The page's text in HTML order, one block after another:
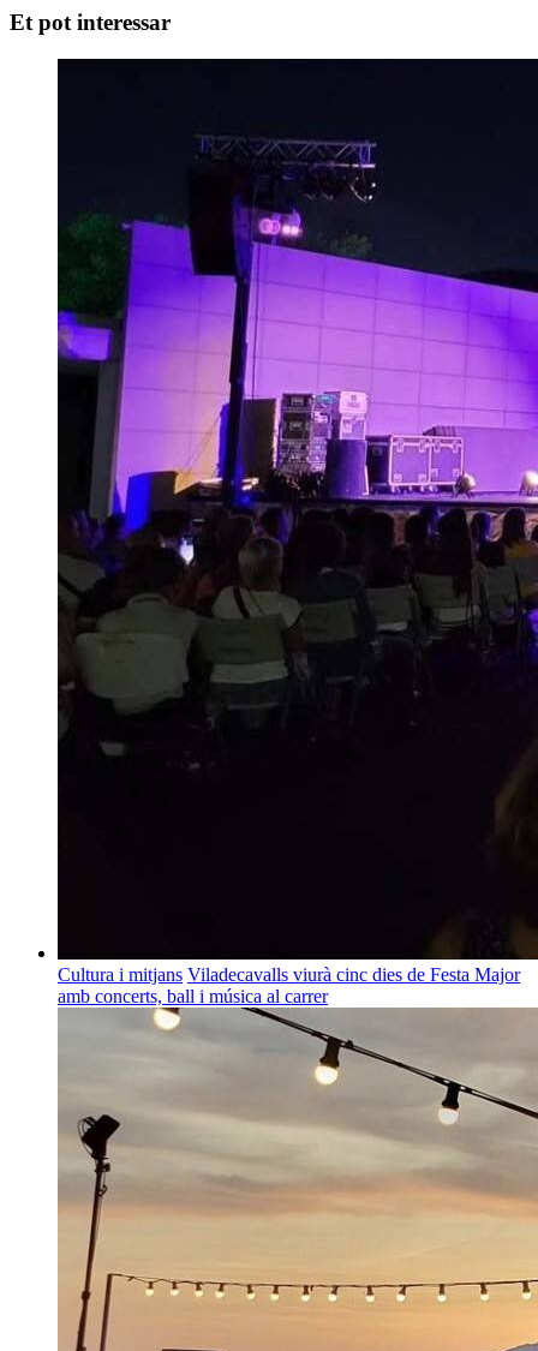
Et pot interessar
Cultura i mitjans Viladecavalls viurà cinc dies de Festa Major
amb concerts, ball i música al carrer